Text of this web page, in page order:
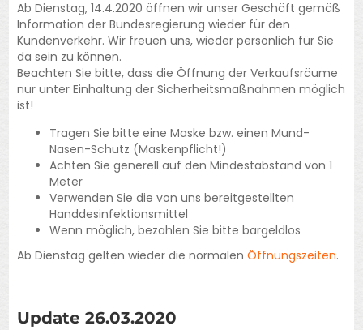
Ab Dienstag, 14.4.2020 öffnen wir unser Geschäft gemäß
Information der Bundesregierung wieder für den
Kundenverkehr. Wir freuen uns, wieder persönlich für Sie
da sein zu können.
Beachten Sie bitte, dass die Öffnung der Verkaufsräume
nur unter Einhaltung der Sicherheitsmaßnahmen möglich
ist!
Tragen Sie bitte eine Maske bzw. einen Mund-
Nasen-Schutz (Maskenpflicht!)
Achten Sie generell auf den Mindestabstand von 1
Meter
Verwenden Sie die von uns bereitgestellten
Handdesinfektionsmittel
Wenn möglich, bezahlen Sie bitte bargeldlos
Ab Dienstag gelten wieder die normalenÖffnungszeiten.
Update 26.03.2020